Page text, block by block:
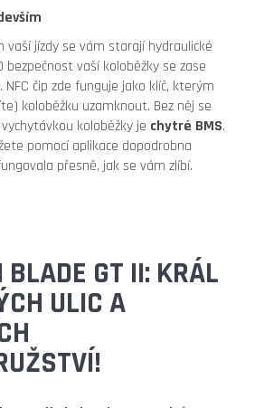
vaší jízdy se vám starají hydraulické
bezpečnost vaší koloběžky se zase
. NFC čip zde funguje jako klíč, kterým
koloběžku uzamknout. Bez něj se
koloběžky je chytré BMS.
pomocí aplikace dopodrobna
přesně, jak se vám zlíbí.
BLADE GT II: KRÁL
ULIC A